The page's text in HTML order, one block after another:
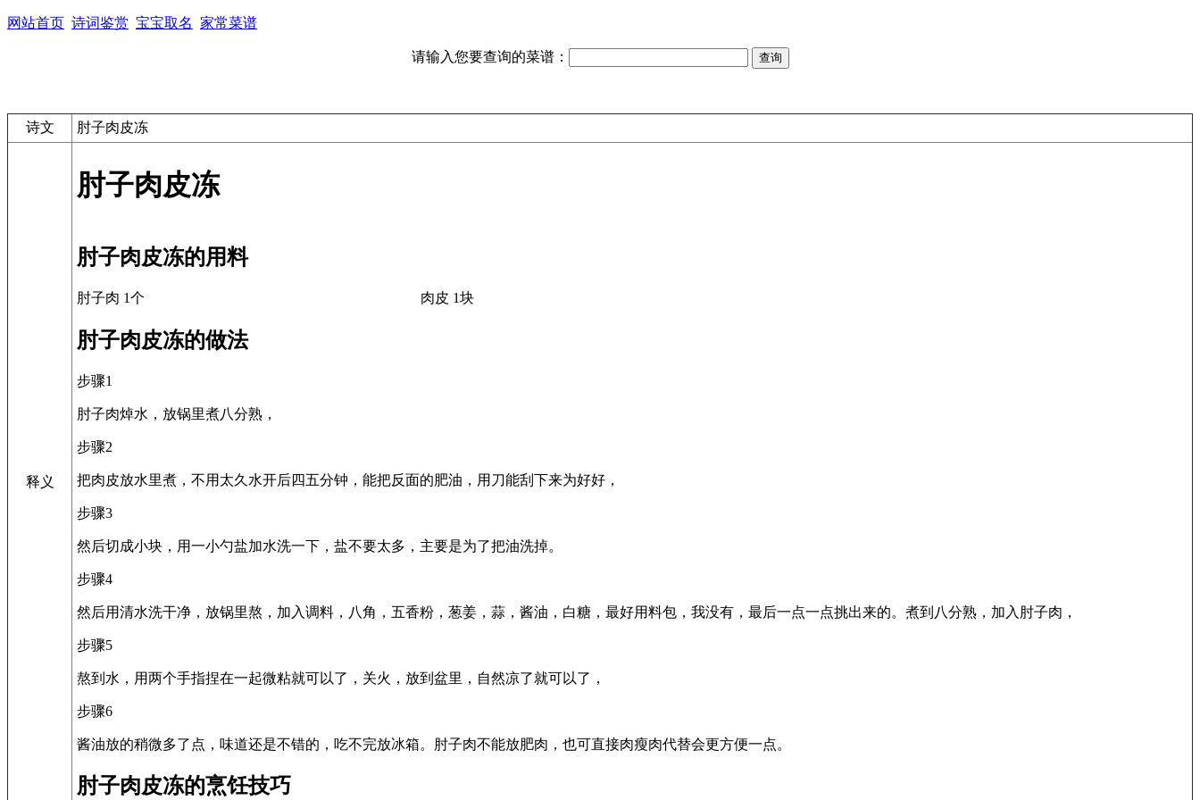
网站首页 诗词鉴赏 宝宝取名 家常菜谱
请输入您要查询的菜谱：
诗文 肘子肉皮冻
释义
肘子肉皮冻
肘子肉皮冻的用料
肘子肉 1个 肉皮 1块
肘子肉皮冻的做法
步骤1
肘子肉焯水，放锅里煮八分熟，
步骤2
把肉皮放水里煮，不用太久水开后四五分钟，能把反面的肥油，用刀能刮下来为好好，
步骤3
然后切成小块，用一小勺盐加水洗一下，盐不要太多，主要是为了把油洗掉。
步骤4
然后用清水洗干净，放锅里熬，加入调料，八角，五香粉，葱姜，蒜，酱油，白糖，最好用料包，我没有，最后一点一点挑出来的。煮到八分熟，加入肘子肉，
步骤5
熬到水，用两个手指捏在一起微粘就可以了，关火，放到盆里，自然凉了就可以了，
步骤6
酱油放的稍微多了点，味道还是不错的，吃不完放冰箱。肘子肉不能放肥肉，也可直接肉瘦肉代替会更方便一点。
肘子肉皮冻的烹饪技巧